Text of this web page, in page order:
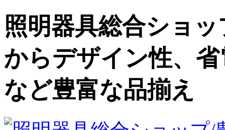
照明器具総合ショ
からデザイン性、
など豊富な品揃え